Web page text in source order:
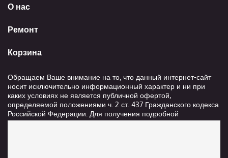
О нас
Ремонт
Корзина
Обращаем Ваше внимание на то, что данный интернет-сайт
носит исключительно информационный характер и ни при
каких условиях не является публичной офертой,
определяемой положениями ч. 2 ст. 437 Гражданского кодекса
Российской Федерации. Для получения подробной
информации о стоимости и сроках выполнения услуг,